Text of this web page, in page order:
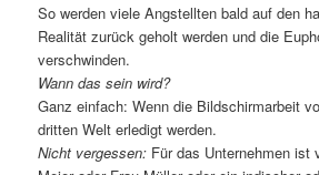
So werden viele Angstellten bald auf den
Realität zurück geholt werden und die
verschwinden.
Wann das sein wird?
Ganz einfach: Wenn die Bildschirmarbeit
dritten Welt erledigt werden.
Nicht vergessen: Für das Unternehmen ist